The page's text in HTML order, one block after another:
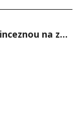
Prohlídka s princeznou na zámku Stekník